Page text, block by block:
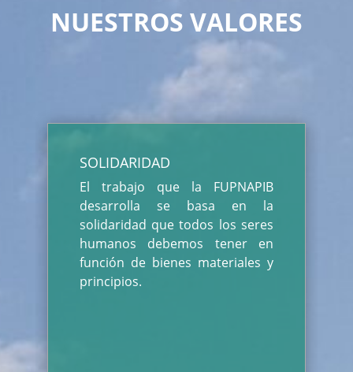
NUESTROS VALORES
SOLIDARIDAD
El trabajo que la FUPNAPIB
desarrolla se basa en la
solidaridad que todos los seres
humanos debemos tener en
función de bienes materiales y
principios.